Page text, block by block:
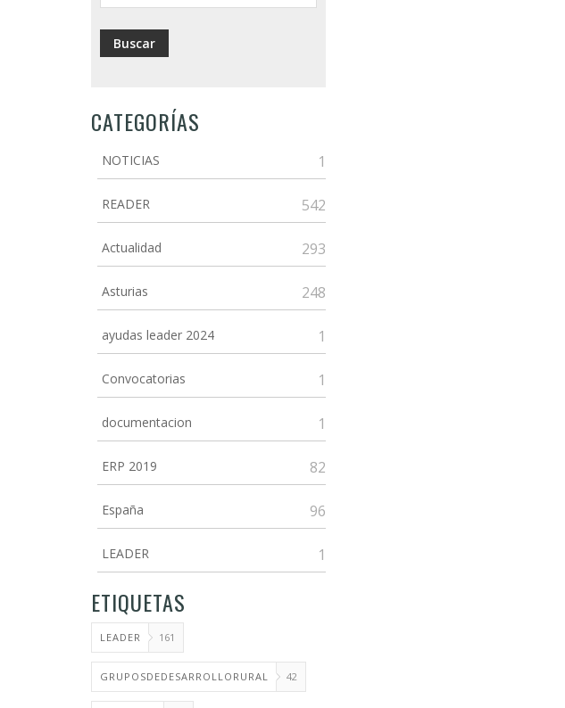
CATEGORÍAS
NOTICIAS 1
READER 542
Actualidad 293
Asturias 248
ayudas leader 2024 1
Convocatorias 1
documentacion 1
ERP 2019 82
España 96
LEADER 1
ETIQUETAS
LEADER 161
GRUPOSDEDESARROLLORURAL 42